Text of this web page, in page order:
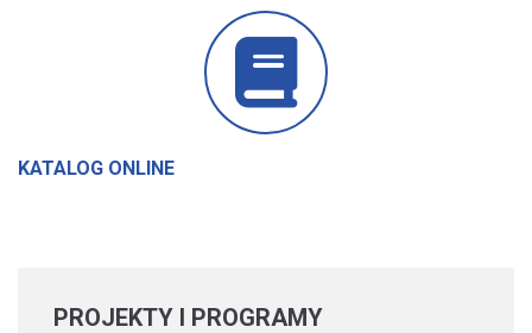
KATALOG ONLINE
PROJEKTY I PROGRAMY